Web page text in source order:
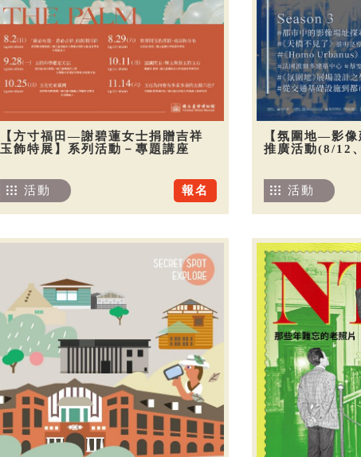
【方寸福田—謝碧蓮女士捐贈吉祥
玉飾特展】系列活動－專題講座
報名
活動
【氛圍地—影
推廣活動(8/12
活動